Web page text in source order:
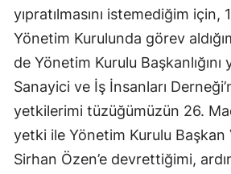
yıpratılmasını istemediğim için,
Yönetim Kurulunda görev
de Yönetim Kurulu Başkanlığını
Sanayici ve İş İnsanları
yetkilerimi tüzüğümüzün 26.
yetki ile Yönetim Kurulu Başkan
Sirhan Özen’e devrettiğimi,